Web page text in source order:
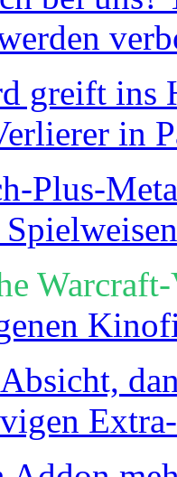
greift ins
in
Plus-
Spielweisen